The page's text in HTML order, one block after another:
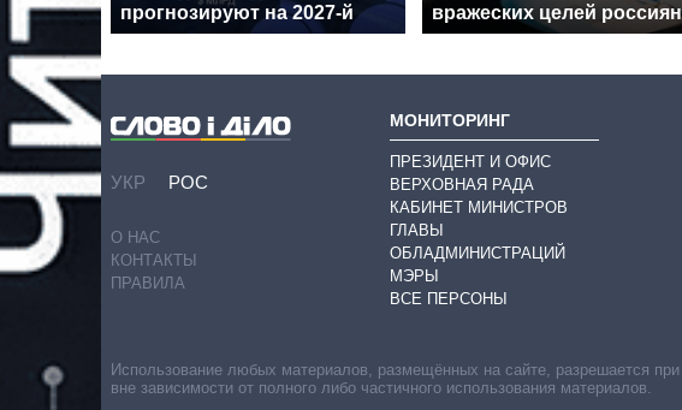
прогнозируют на 2027-й
вражеских целей россиян
УКР РОС
О НАС
КОНТАКТЫ
ПРАВИЛА
МОНИТОРИНГ
ПРЕЗИДЕНТ И ОФИС
ВЕРХОВНАЯ РАДА
КАБИНЕТ МИНИСТРОВ
ГЛАВЫ
ОБЛАДМИНИСТРАЦИЙ
МЭРЫ
ВСЕ ПЕРСОНЫ
Использование любых материалов, размещённых на сайте, разрешается
вне зависимости от полного либо частичного использования материалов.